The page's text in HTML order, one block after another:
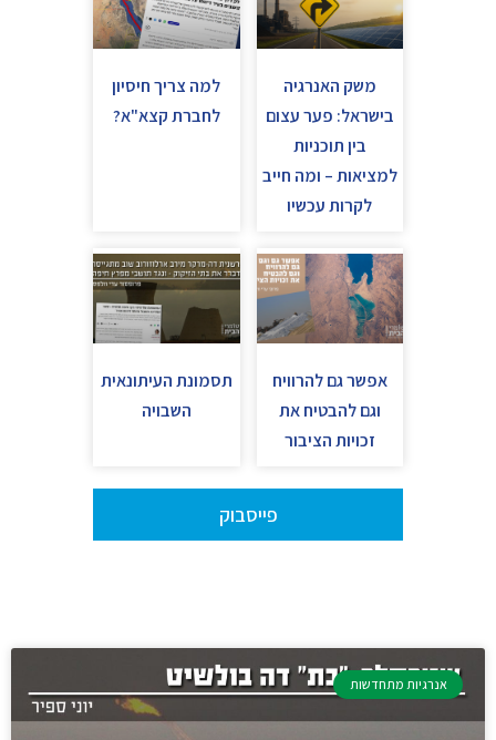
משק האנרגיה
בישראל: פער עצום
בין תוכניות
למציאות – ומה חייב
לקרות עכשיו
למה צריך חיסיון
לחברת קצא"א?
אפשר גם להרוויח
וגם להבטיח את
זכויות הציבור
תסמונת העיתונאית
השבויה
פייסבוק
אנרגיות מתחדשות